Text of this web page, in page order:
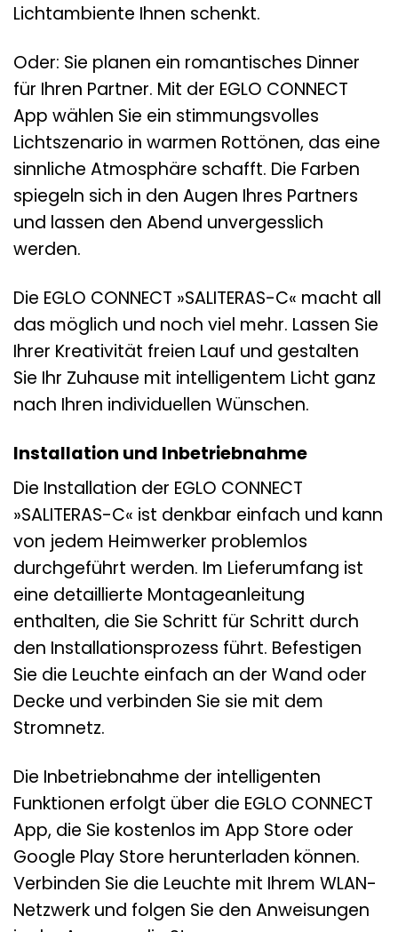
Lichtambiente Ihnen schenkt.
Oder: Sie planen ein romantisches Dinner
für Ihren Partner. Mit der EGLO CONNECT
App wählen Sie ein stimmungsvolles
Lichtszenario in warmen Rottönen, das eine
sinnliche Atmosphäre schafft. Die Farben
spiegeln sich in den Augen Ihres Partners
und lassen den Abend unvergesslich
werden.
Die EGLO CONNECT »SALITERAS-C« macht all
das möglich und noch viel mehr. Lassen Sie
Ihrer Kreativität freien Lauf und gestalten
Sie Ihr Zuhause mit intelligentem Licht ganz
nach Ihren individuellen Wünschen.
Installation und Inbetriebnahme
Die Installation der EGLO CONNECT
»SALITERAS-C« ist denkbar einfach und kann
von jedem Heimwerker problemlos
durchgeführt werden. Im Lieferumfang ist
eine detaillierte Montageanleitung
enthalten, die Sie Schritt für Schritt durch
den Installationsprozess führt. Befestigen
Sie die Leuchte einfach an der Wand oder
Decke und verbinden Sie sie mit dem
Stromnetz.
Die Inbetriebnahme der intelligenten
Funktionen erfolgt über die EGLO CONNECT
App, die Sie kostenlos im App Store oder
Google Play Store herunterladen können.
Verbinden Sie die Leuchte mit Ihrem WLAN-
Netzwerk und folgen Sie den Anweisungen